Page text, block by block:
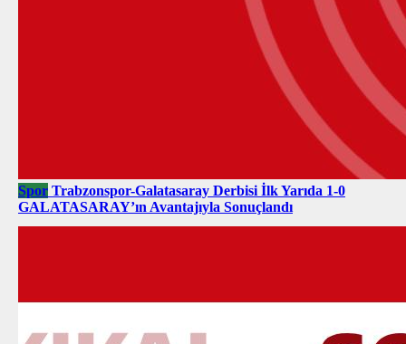
Spor Trabzonspor-Galatasaray Derbisi İlk Yarıda 1-0
GALATASARAY’ın Avantajıyla Sonuçlandı